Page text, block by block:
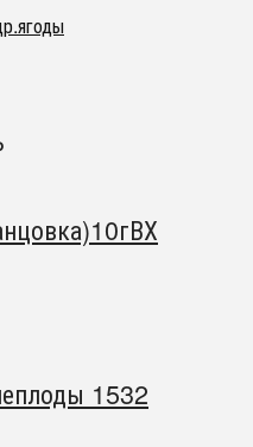
1532